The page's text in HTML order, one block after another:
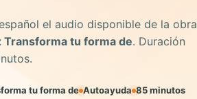
el audio disponible de la obra
Transforma tu forma de. Duración
tu forma de Autoayuda 85 minutos